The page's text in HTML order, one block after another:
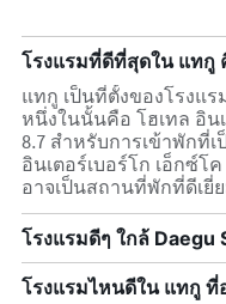
โรงแรมที่ดีที่สุดใน แทกู
แทกู เป็นที่ตั้งของโรงแ
หนึ่งในนั้นคือ โฮเทล อิ
8.7 สำหรับการเข้าพักที่
อินเตอร์เบอร์โก เอ็กซ์
อาจเป็นสถานที่พักที่ดีเยี่
โรงแรมดีๆ ใกล้
โรงแรมไหนดีใน แทกู ที่